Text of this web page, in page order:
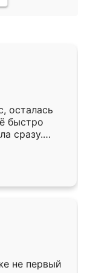
осталась
быстро
сразу.
к
Собрали
даже
не первый